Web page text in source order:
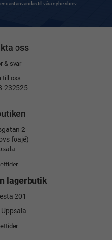
användas till våra nyhetsbrev.
oss
& svar
till oss
232525
2
foajé)
lagerbutik
201